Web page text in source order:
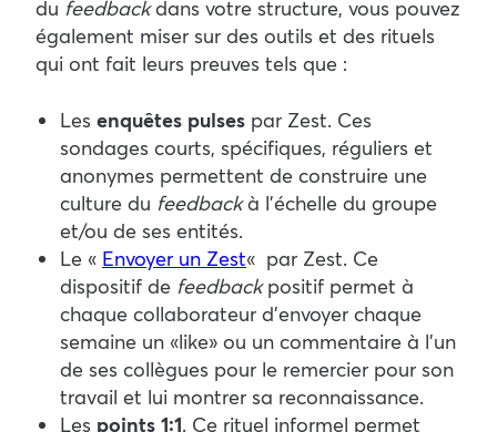
du feedbackdans votre structure, vous pouvez
également miser sur des outils et des rituels
qui ont fait leurs preuves tels que :
Les enquêtes pulses par Zest. Ces
sondages courts, spécifiques, réguliers et
anonymes permettent de construire une
culture du feedbackà l’échelle du groupe
et/ou de ses entités.
Le « Envoyer un Zest« par Zest. Ce
dispositif de feedbackpositif permet à
chaque collaborateur d’envoyer chaque
semaine un « like » ou un commentaire à l’un
de ses collègues pour le remercier pour son
travail et lui montrer sa reconnaissance.
Les points 1:1. Ce rituel informel permet